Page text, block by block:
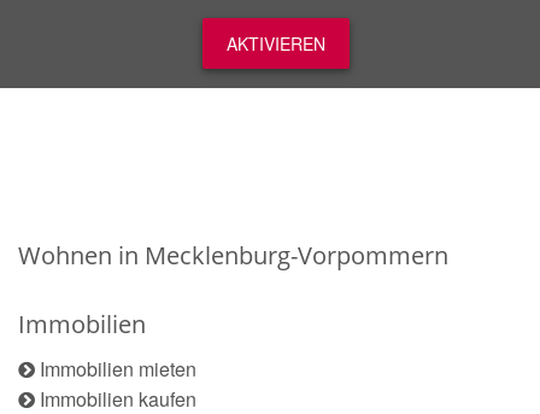
AKTIVIEREN
Wohnen in Mecklenburg-Vorpommern
Immobilien
Immobilien mieten
Immobilien kaufen